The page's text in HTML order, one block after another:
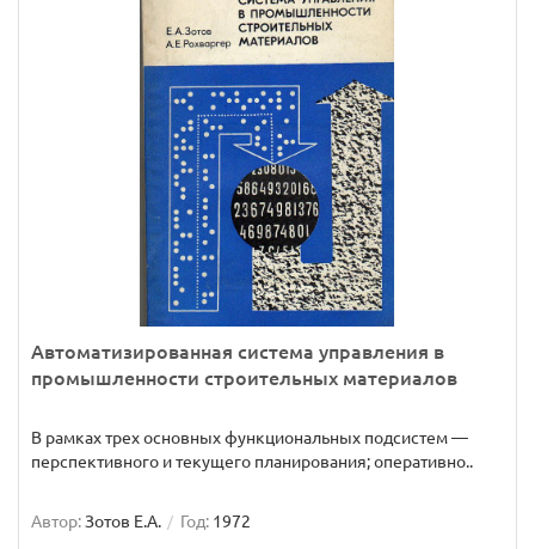
Автоматизированная система управления в
промышленности строительных материалов
В рамках трех основных функциональных подсистем —
перспективного и текущего планирования; оперативно..
Автор:Зотов Е.А. Год: 1972